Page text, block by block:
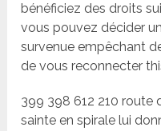
bénéficiez des droits
vous pouvez décider
survenue empêchant
de vous reconnecter
399 398 612 210 route
sainte en spirale lui